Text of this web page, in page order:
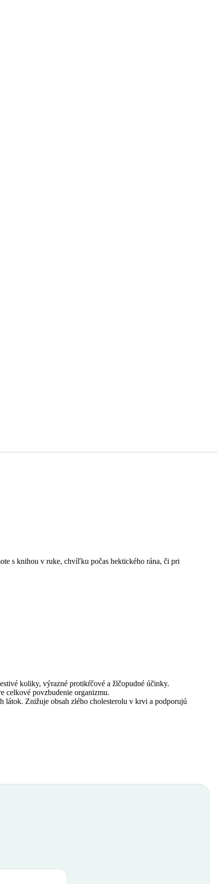
s knihou v ruke, chvíľku počas hektického rána, či pri
koliky, výrazné protikŕčové a žlčopudné účinky.
celkové povzbudenie organizmu.
Znižuje obsah zlého cholesterolu v krvi a podporujú